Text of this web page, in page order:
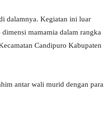
dalamnya. Kegiatan ini luar
mamamia dalam rangka
Candipuro Kabupaten
antar wali murid dengan para